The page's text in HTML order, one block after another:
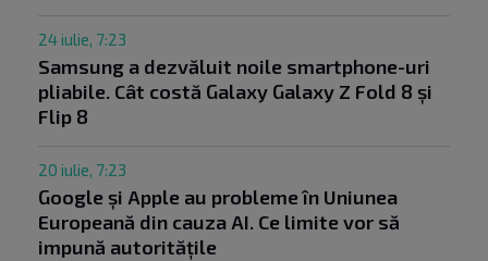
24 iulie, 7:23
Samsung a dezvăluit noile smartphone-uri
pliabile. Cât costă Galaxy Galaxy Z Fold 8 și
Flip 8
20 iulie, 7:23
Google și Apple au probleme în Uniunea
Europeană din cauza AI. Ce limite vor să
impună autoritățile